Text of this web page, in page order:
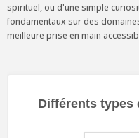
spirituel, ou d'une simple
fondamentaux sur des
meilleure prise en main
Différents types